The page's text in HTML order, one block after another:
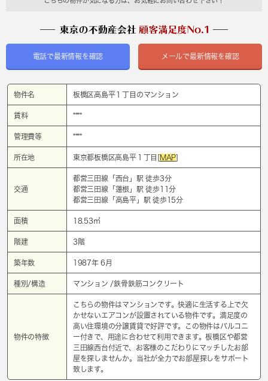
電話で最新情報を確認 メールで最新情報を確認
物件名 板橋区高島平１丁目のマンション
賃料 ****
管理費等 ****
所在地 東京都板橋区高島平１丁目[MAP]
交通
都営三田線「 西台 」駅 徒歩3分
都営三田線「 蓮根 」駅 徒歩11分
都営三田線「 高島平」駅 徒歩15分
面積 18.53㎡
階建 3階
築年数 1987年 6月
種別/構造 マンション /鉄骨鉄筋コンクリート
物件の特徴
こちらの物件はマンションです。快適に生活する上で欠
かせないエアコンが設置されている物件です。満足度の
高い住環境の分譲賃貸で好評です。この物件はバルコニ
ー付きで、用途に合わせて利用できます。板橋区や都営
三田線西台付近で、お客様のこだわりにマッチしたお部
屋を探しませんか。当社が全力でお部屋探しをサポート
致します。